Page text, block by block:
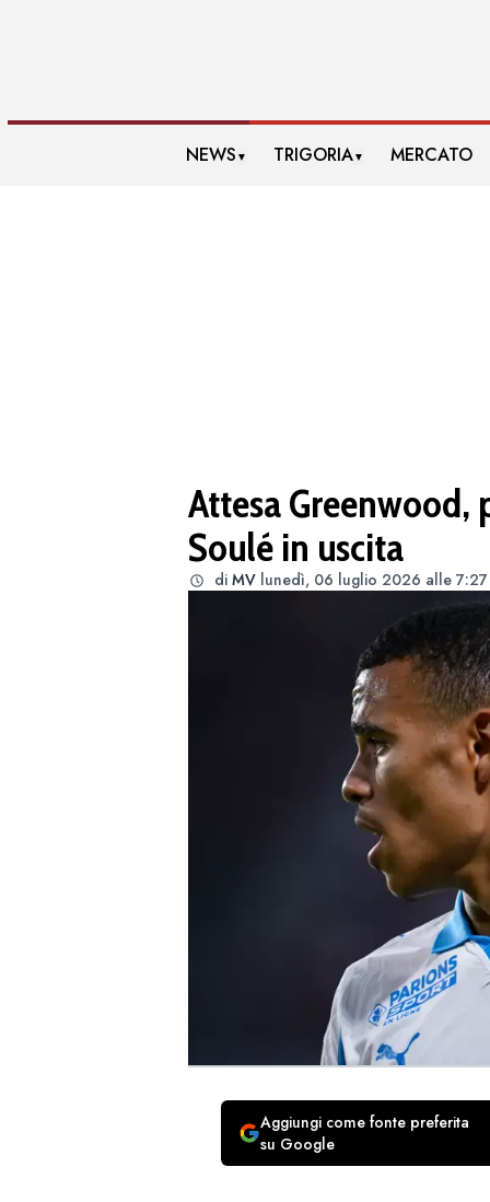
NEWS ▼ TRIGORIA▼ MERCATO
Attesa Greenwood,
Soulé in uscita
di MV lunedì, 06 luglio 2026 alle 7:27
Aggiungi come fonte preferita
su Google